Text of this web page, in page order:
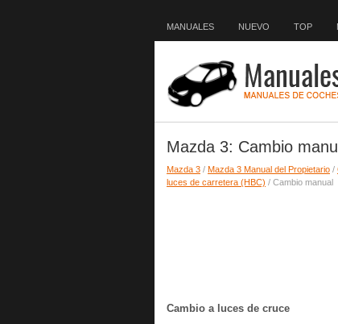
MANUALES NUEVO TOP
Mazda 3: Cambio
Mazda 3 / Mazda 3 Manual del Propietario /
luces de carretera (HBC) / Cambio manual
Cambio a luces de cruce